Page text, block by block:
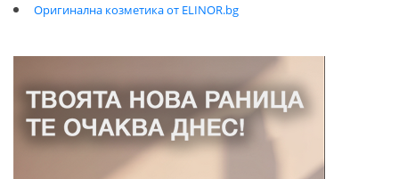
Оригинална козметика от ELINOR.bg